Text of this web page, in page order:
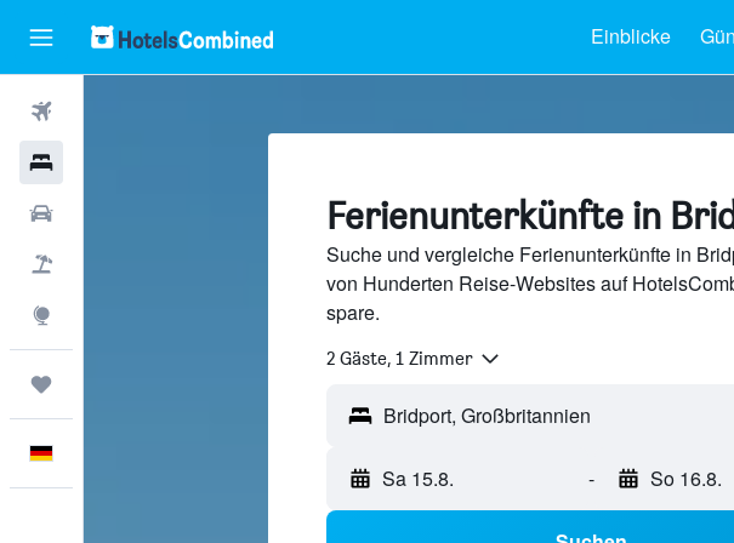
Einblicke
Ferienunterkünfte in
Suche und vergleiche Ferienunterkünfte in
von Hunderten Reise-Websites auf
spare.
2 Gäste, 1 Zimmer
Sa 15.8. - So 16.8.